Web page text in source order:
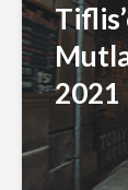
2021